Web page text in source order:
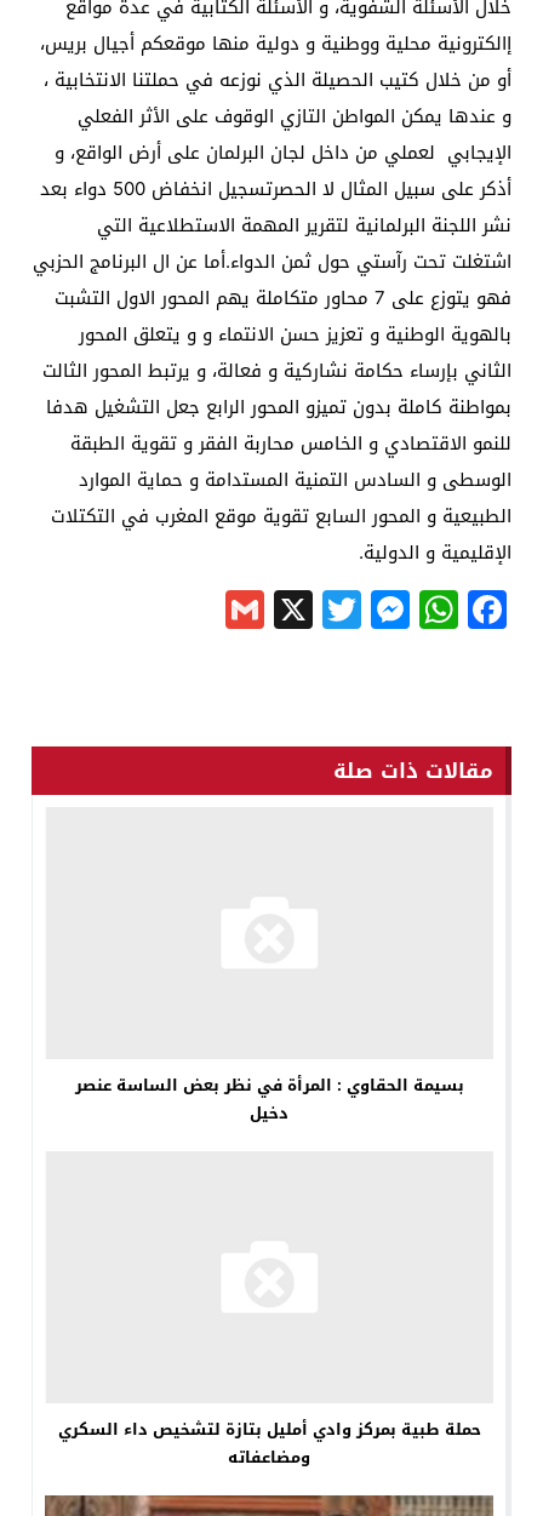
خلال الأسئلة الشفوية، و الأسئلة الكتابية في عدة مواقع
إالكترونية محلية ووطنية و دولية منها موقعكم أجيال بريس،
أو من خلال كتيب الحصيلة الذي نوزعه في حملتنا الانتخابية ،
و عندها يمكن المواطن التازي الوقوف على الأثر الفعلي
الإيجابي لعملي من داخل لجان البرلمان على أرض الواقع، و
أذكر على سبيل المثال لا الحصرتسجيل انخفاض 500 دواء بعد
نشر اللجنة البرلمانية لتقرير المهمة الاستطلاعية التي
اشتغلت تحت رآستي حول ثمن الدواء.أما عن ال البرنامج الحزبي
فهو يتوزع على 7 محاور متكاملة يهم المحور الاول التشبت
بالهوية الوطنية و تعزيز حسن الانتماء و و يتعلق المحور
الثاني بإرساء حكامة نشاركية و فعالة، و يرتبط المحور الثالت
بمواطنة كاملة بدون تميزو المحور الرابع جعل التشغيل هدفا
للنمو الاقتصادي و الخامس محاربة الفقر و تقوية الطبقة
الوسطى و السادس التمنية المستدامة و حماية الموارد
الطبيعية و المحور السابع تقوية موقع المغرب في التكتلات
الإقليمية و الدولية.
Facebook
WhatsApp
Messenger
Twitter
X
مقالات ذات صلة
بسيمة الحقاوي : المرأة في نظر بعض الساسة عنصر
دخيل
حملة طبية بمركز وادي أمليل بتازة لتشخيص داء السكري
ومضاعفاته